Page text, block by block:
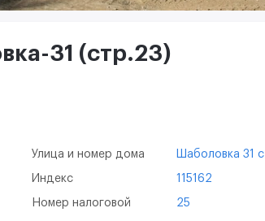
31 (стр.23)
Улица и номер дома Шаболовка 31
Индекс 115162
Номер налоговой 25